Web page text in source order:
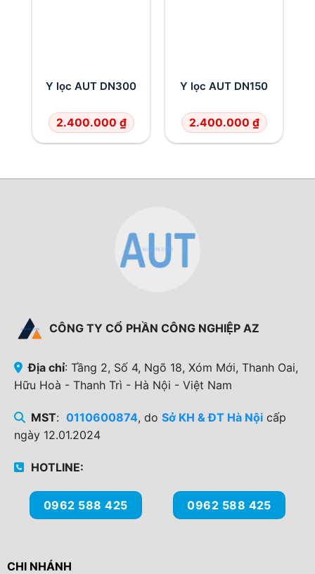
Y lọc AUT DN300
2.400.000 ₫
Y lọc AUT DN150
2.400.000 ₫
CÔNG TY CỔ PHẦN CÔNG NGHIỆP AZ
Địa chỉ: Tầng 2, Số 4, Ngõ 18, Xóm Mới, Thanh Oai,
Hữu Hoà - Thanh Trì - Hà Nội - Việt Nam
MST: 0110600874, do Sở KH & ĐT Hà Nộicấp
ngày 12.01.2024
HOTLINE:
0962 588 425 0962 588 425
CHI NHÁNH